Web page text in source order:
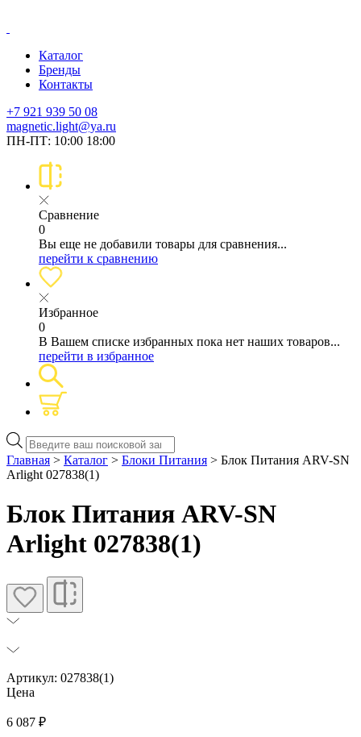
Каталог
Бренды
Контакты
+7 921 939 50 08
magnetic.light@ya.ru
ПН-ПТ: 10:00 18:00
Сравнение
0
Вы еще не добавили товары для сравнения...
перейти к сравнению
Избранное
0
В Вашем списке избранных пока нет наших товаров...
перейти в избранное
Поиск
товаров
Главная > Каталог > Блоки Питания > Блок Питания ARV-SN
Arlight 027838(1)
Блок Питания ARV-SN
Arlight 027838(1)
Артикул: 027838(1)
Цена
6 087 ₽